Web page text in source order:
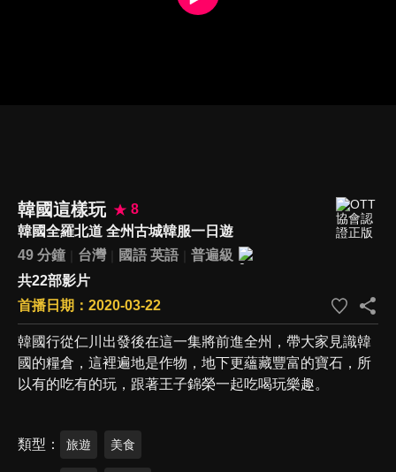
韓國這樣玩
8
韓國全羅北道 全州古城韓服一日遊
49 分鐘
台灣 國語 英語
普遍級
共22部影片
首播日期：2020-03-22
韓國行從仁川出發後在這一集將前進全州，帶大家見識韓
國的糧倉，這裡遍地是作物，地下更蘊藏豐富的寶石，所
以有的吃有的玩，跟著王子錦榮一起吃喝玩樂趣。
類型 旅遊 美食